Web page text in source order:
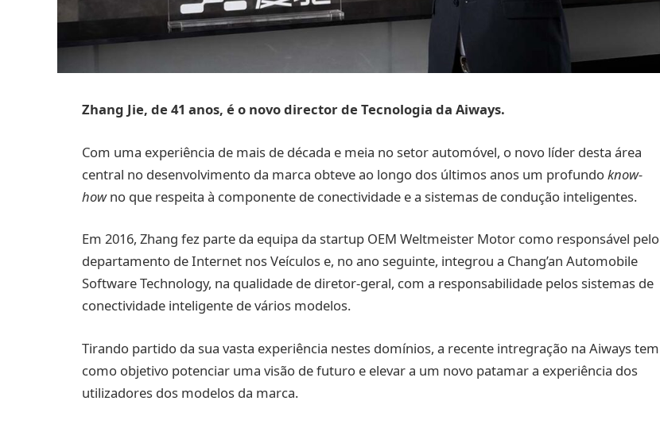
Zhang Jie, de 41 anos, é o novo director de Tecnologia da Aiways.
Com uma experiência de mais de década e meia no setor automóvel, o novo líder desta área
central no desenvolvimento da marca obteve ao longo dos últimos anos um profundoknow-
howno que respeita à componente de conectividade e a sistemas de condução inteligentes.
Em 2016, Zhang fez parte da equipa da startup OEM Weltmeister Motor como responsável pelo
departamento de Internet nos Veículos e, no ano seguinte, integrou a Chang’an Automobile
Software Technology, na qualidade de diretor-geral, com a responsabilidade pelos sistemas de
conectividade inteligente de vários modelos.
Tirando partido da sua vasta experiência nestes domínios, a recente intregração na Aiways tem
como objetivo potenciar uma visão de futuro e elevar a um novo patamar a experiência dos
utilizadores dos modelos da marca.